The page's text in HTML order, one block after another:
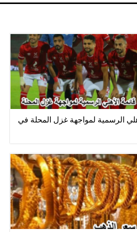
الرسمية لمواجهة غزل المحلة في